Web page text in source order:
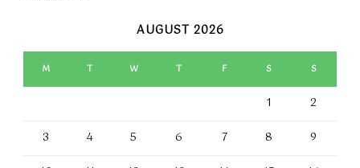
AUGUST 2026
M T W T F S S
1 2
3 4 5 6 7 8 9